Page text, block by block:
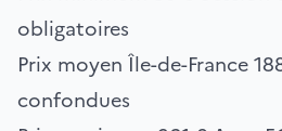
obligatoires
Prix moyen Île-de-France
confondues